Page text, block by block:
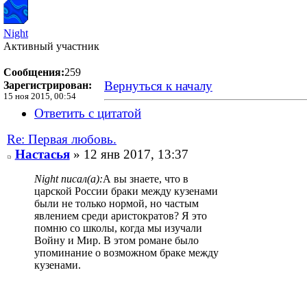
Night
Активный участник
Сообщения:259
Зарегистрирован:
15 ноя 2015, 00:54
Вернуться к началу
Ответить с цитатой
Re: Первая любовь.
Настасья» 12 янв 2017, 13:37
Night писал(а):А вы знаете, что в
царской России браки между кузенами
были не только нормой, но частым
явлением среди аристократов? Я это
помню со школы, когда мы изучали
Войну и Мир. В этом романе было
упоминание о возможном браке между
кузенами.